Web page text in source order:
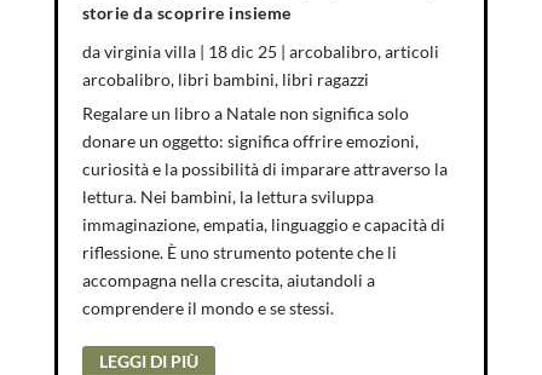
storie da scoprire insieme
davirginia villa| 18 dic 25 | arcobalibro,articoli
arcobalibro, libri bambini, libri ragazzi
Regalare un libro a Natale non significa solo
donare un oggetto: significa offrire emozioni,
curiosità e la possibilità di imparare attraverso la
lettura. Nei bambini, la lettura sviluppa
immaginazione, empatia, linguaggio e capacità di
riflessione. È uno strumento potente che li
accompagna nella crescita, aiutandoli a
comprendere il mondo e se stessi.
LEGGI DI PIÙ